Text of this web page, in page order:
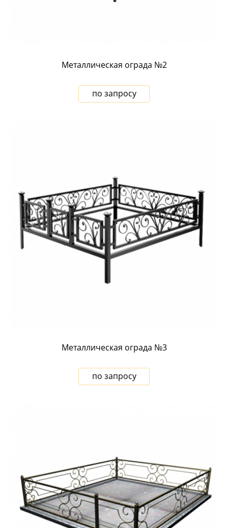
Металлическая ограда №2
по запросу
Металлическая ограда №3
по запросу